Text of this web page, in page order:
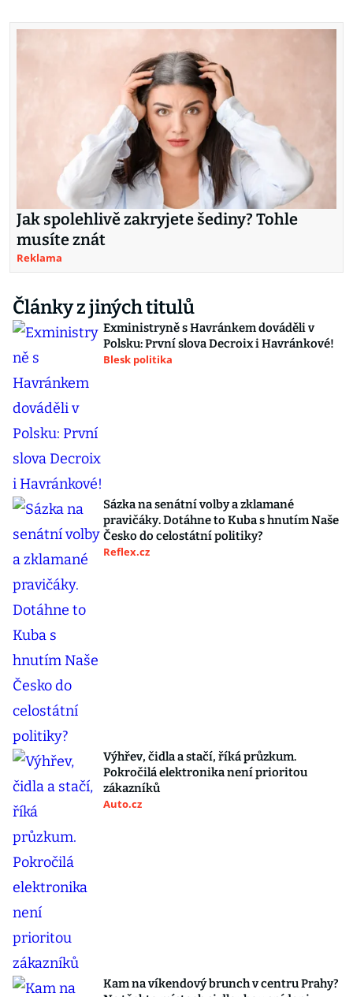
Jak spolehlivě zakryjete šediny? Tohle
musíte znát
Reklama
Články z jiných titulů
Exministryně s Havránkem dováděli v
Polsku: První slova Decroix i Havránkové!
Blesk politika
Sázka na senátní volby a zklamané
pravičáky. Dotáhne to Kuba s hnutím Naše
Česko do celostátní politiky?
Reflex.cz
Výhřev, čidla a stačí, říká průzkum.
Pokročilá elektronika není prioritou
zákazníků
Auto.cz
Kam na víkendový brunch v centru Prahy?